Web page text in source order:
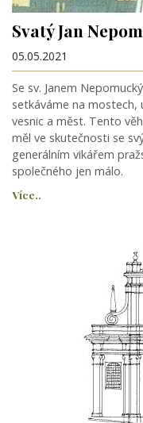
Svatý Jan
05.05.2021
Se sv. Janem
setkáváme na mostech,
vesnic a měst. Tento
měl ve skutečnosti se
generálním vikářem
společného jen málo.
Více..